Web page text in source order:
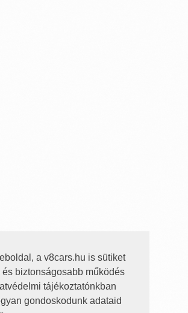
a v8cars.hu is sütiket
és biztonságosabb működés
tájékoztatónkban
gondoskodunk adataid